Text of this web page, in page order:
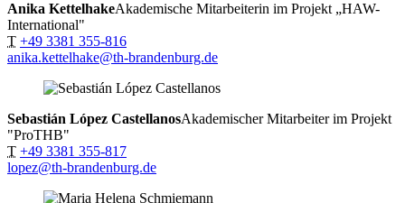
Anika KettelhakeAkademische Mitarbeiterin im Projekt „HAW-
International"
T +49 3381 355-816
anika.kettelhake@th-brandenburg.de
Sebastián López CastellanosAkademischer Mitarbeiter im Projekt
"ProTHB"
T +49 3381 355-817
lopez@th-brandenburg.de